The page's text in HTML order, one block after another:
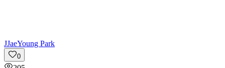
JJaeYoung Park
0